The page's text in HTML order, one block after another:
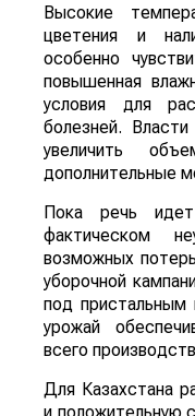
Высокие
цветения и
особенно
повышенная
условия для
болезней.
увеличить
дополнительные
Пока речь
фактическом
возможных
уборочной
под пристальным
урожай
всего
Для Казахстана